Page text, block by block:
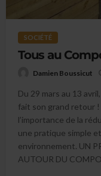
SOCIÉTÉ
Tous au
Damien Boussicut
Du 29 mars au 13
fait son grand retour !
l’importance de la
une pratique simple
environnement. UN
AUTOUR DU